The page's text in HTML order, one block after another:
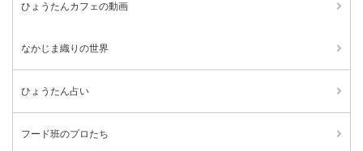
ひょうたんカフェの動画
なかじま織りの世界
ひょうたん占い
フード班のプロたち